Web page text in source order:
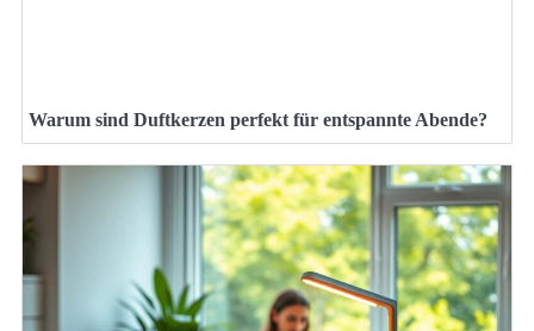
Warum sind Duftkerzen perfekt für entspannte Abende?